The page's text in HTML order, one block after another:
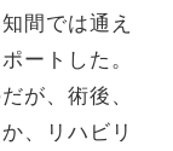
間では通え
ートした。
が、術後、
、リハビリ